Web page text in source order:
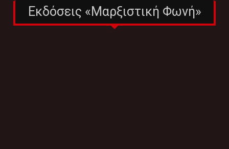
Εκδόσεις «Μαρξιστική Φωνή»